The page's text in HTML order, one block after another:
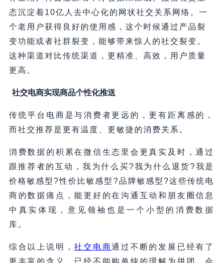
态沉淀着10亿人去中心化的网状社交关系网络。一
个老用户获得良好的使用感，这个时候通过产品裂
变功能或者社群裂变，能够带来惊人的社交裂变。
这种渠道对比传统渠道，更精准、高效，用户质量
更高。
社交电商实现商品个性化推送
传统平台电商是与消费者更远的，更有距离感的，
而社交推荐是更有温度、更敏捷的消费关系。
消费数据的积累在微信生态里会更真实及时，通过
跟推荐者的互动，我为什么买?我为什么退货?我是
价格敏感型?性价比敏感型?品牌敏感型?这些传统电
商的数据痛点，能更好的在沟通互动和朋友圈信息
中真实体现，意见领袖也是一个小型的消费数据
库。
综合以上说明，社交电商通过不断的发展已经有了